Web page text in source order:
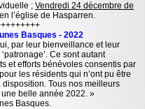
;Vendredi 24 décembre de
l’église de Hasparren.
Basques - 2022
par leur bienveillance et leur
Ce sont autant
et efforts bénévoles consentis par
les résidents qui n’ont pu être
Tous nos meilleurs
belle année 2022. »
Basques.